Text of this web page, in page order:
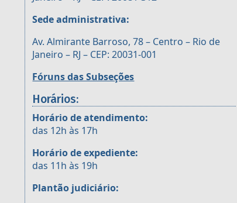
Sede administrativa:
Av. Almirante Barroso, 78 – Centro – Rio de
Janeiro – RJ – CEP: 20031-001
Fóruns das Subseções
Horários:
Horário de atendimento:
das 12h às 17h
Horário de expediente:
das 11h às 19h
Plantão judiciário: